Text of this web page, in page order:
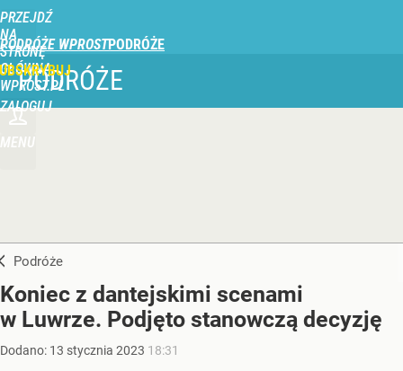
PRZEJDŹ
NA
STRONĘ
GŁÓWNĄ
WPROST.PL
PODRÓŻE WPROST
ZALOGUJ
MENU
PODRÓŻE
Podróże
Koniec z dantejskimi scenami
w Luwrze. Podjęto stanowczą decyzję
Dodano: 13 stycznia 2023 18:31